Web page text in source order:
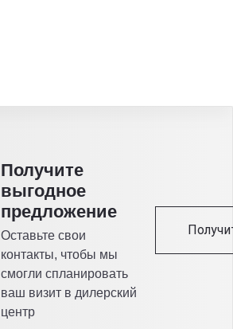
Получитe
выгодное
предложение
Оставьте свои
контакты, чтобы мы
смогли спланировать
ваш визит в дилерский
центр